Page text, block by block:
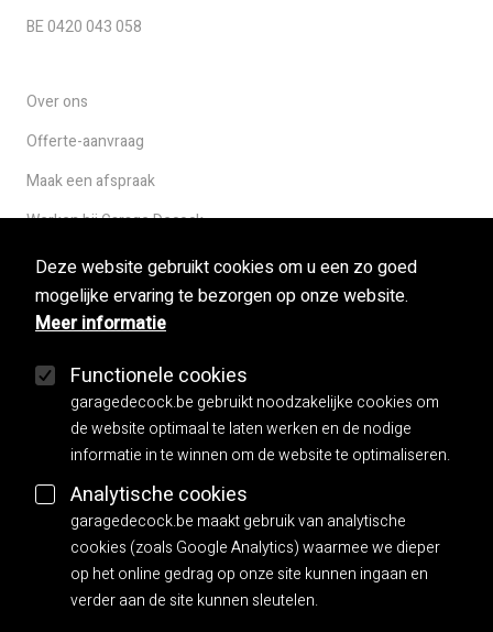
BE 0420 043 058
Over ons
Offerte-aanvraag
Maak een afspraak
Werken bij Garage Decock
Used cars
Herstellingen
Mobilo
Carrosserie
Facebook
Algemene voorwaarden
Privacy policy
Deze website gebruikt cookies om u een zo goed
mogelijke ervaring te bezorgen op onze website.
Meer informatie
Functionele cookies
garagedecock.be gebruikt noodzakelijke cookies om
de website optimaal te laten werken en de nodige
informatie in te winnen om de website te optimaliseren.
Analytische cookies
garagedecock.be maakt gebruik van analytische
cookies (zoals Google Analytics) waarmee we dieper
op het online gedrag op onze site kunnen ingaan en
verder aan de site kunnen sleutelen.